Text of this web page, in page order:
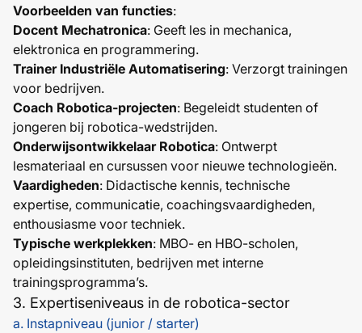
Voorbeelden van functies:
Docent Mechatronica: Geeft les in mechanica,
elektronica en programmering.
Trainer Industriële Automatisering: Verzorgt trainingen
voor bedrijven.
Coach Robotica-projecten: Begeleidt studenten of
jongeren bij robotica-wedstrijden.
Onderwijsontwikkelaar Robotica: Ontwerpt
lesmateriaal en cursussen voor nieuwe technologieën.
Vaardigheden: Didactische kennis, technische
expertise, communicatie, coachingsvaardigheden,
enthousiasme voor techniek.
Typische werkplekken: MBO- en HBO-scholen,
opleidingsinstituten, bedrijven met interne
trainingsprogramma’s.
3. Expertise­niveaus in de robotica-sector
a. Instapniveau (junior / starter)